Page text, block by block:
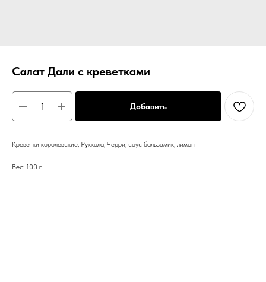
Салат Дали с креветками
Добавить
Креветки королевские, Руккола, Черри, соус бальзамик, лимон
Вес: 100 г